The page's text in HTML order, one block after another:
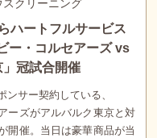
クリーニング
ハートフルサービス
ー・コルセアーズ vs
冠試合開催
ンサー契約している、
ーズがアルバルク東京と対
開催。当日は豪華商品が当